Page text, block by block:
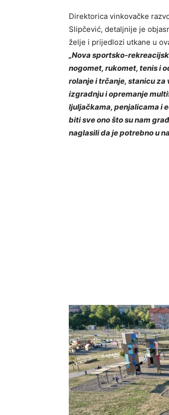
Direktorica vinkovačke
Slipčević, detaljnije je
želje i prijedlozi utkane u
„Nova sportsko-
nogomet, rukomet, tenis i
rolanje i trčanje, stanicu
izgradnju i opremanje
ljuljačkama, penjalicama i
biti sve ono što su nam
naglasili da je potrebno u